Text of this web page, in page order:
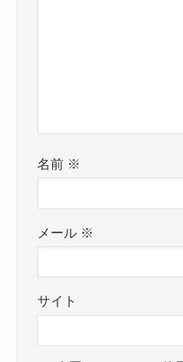
名前 ※
メール ※
サイト